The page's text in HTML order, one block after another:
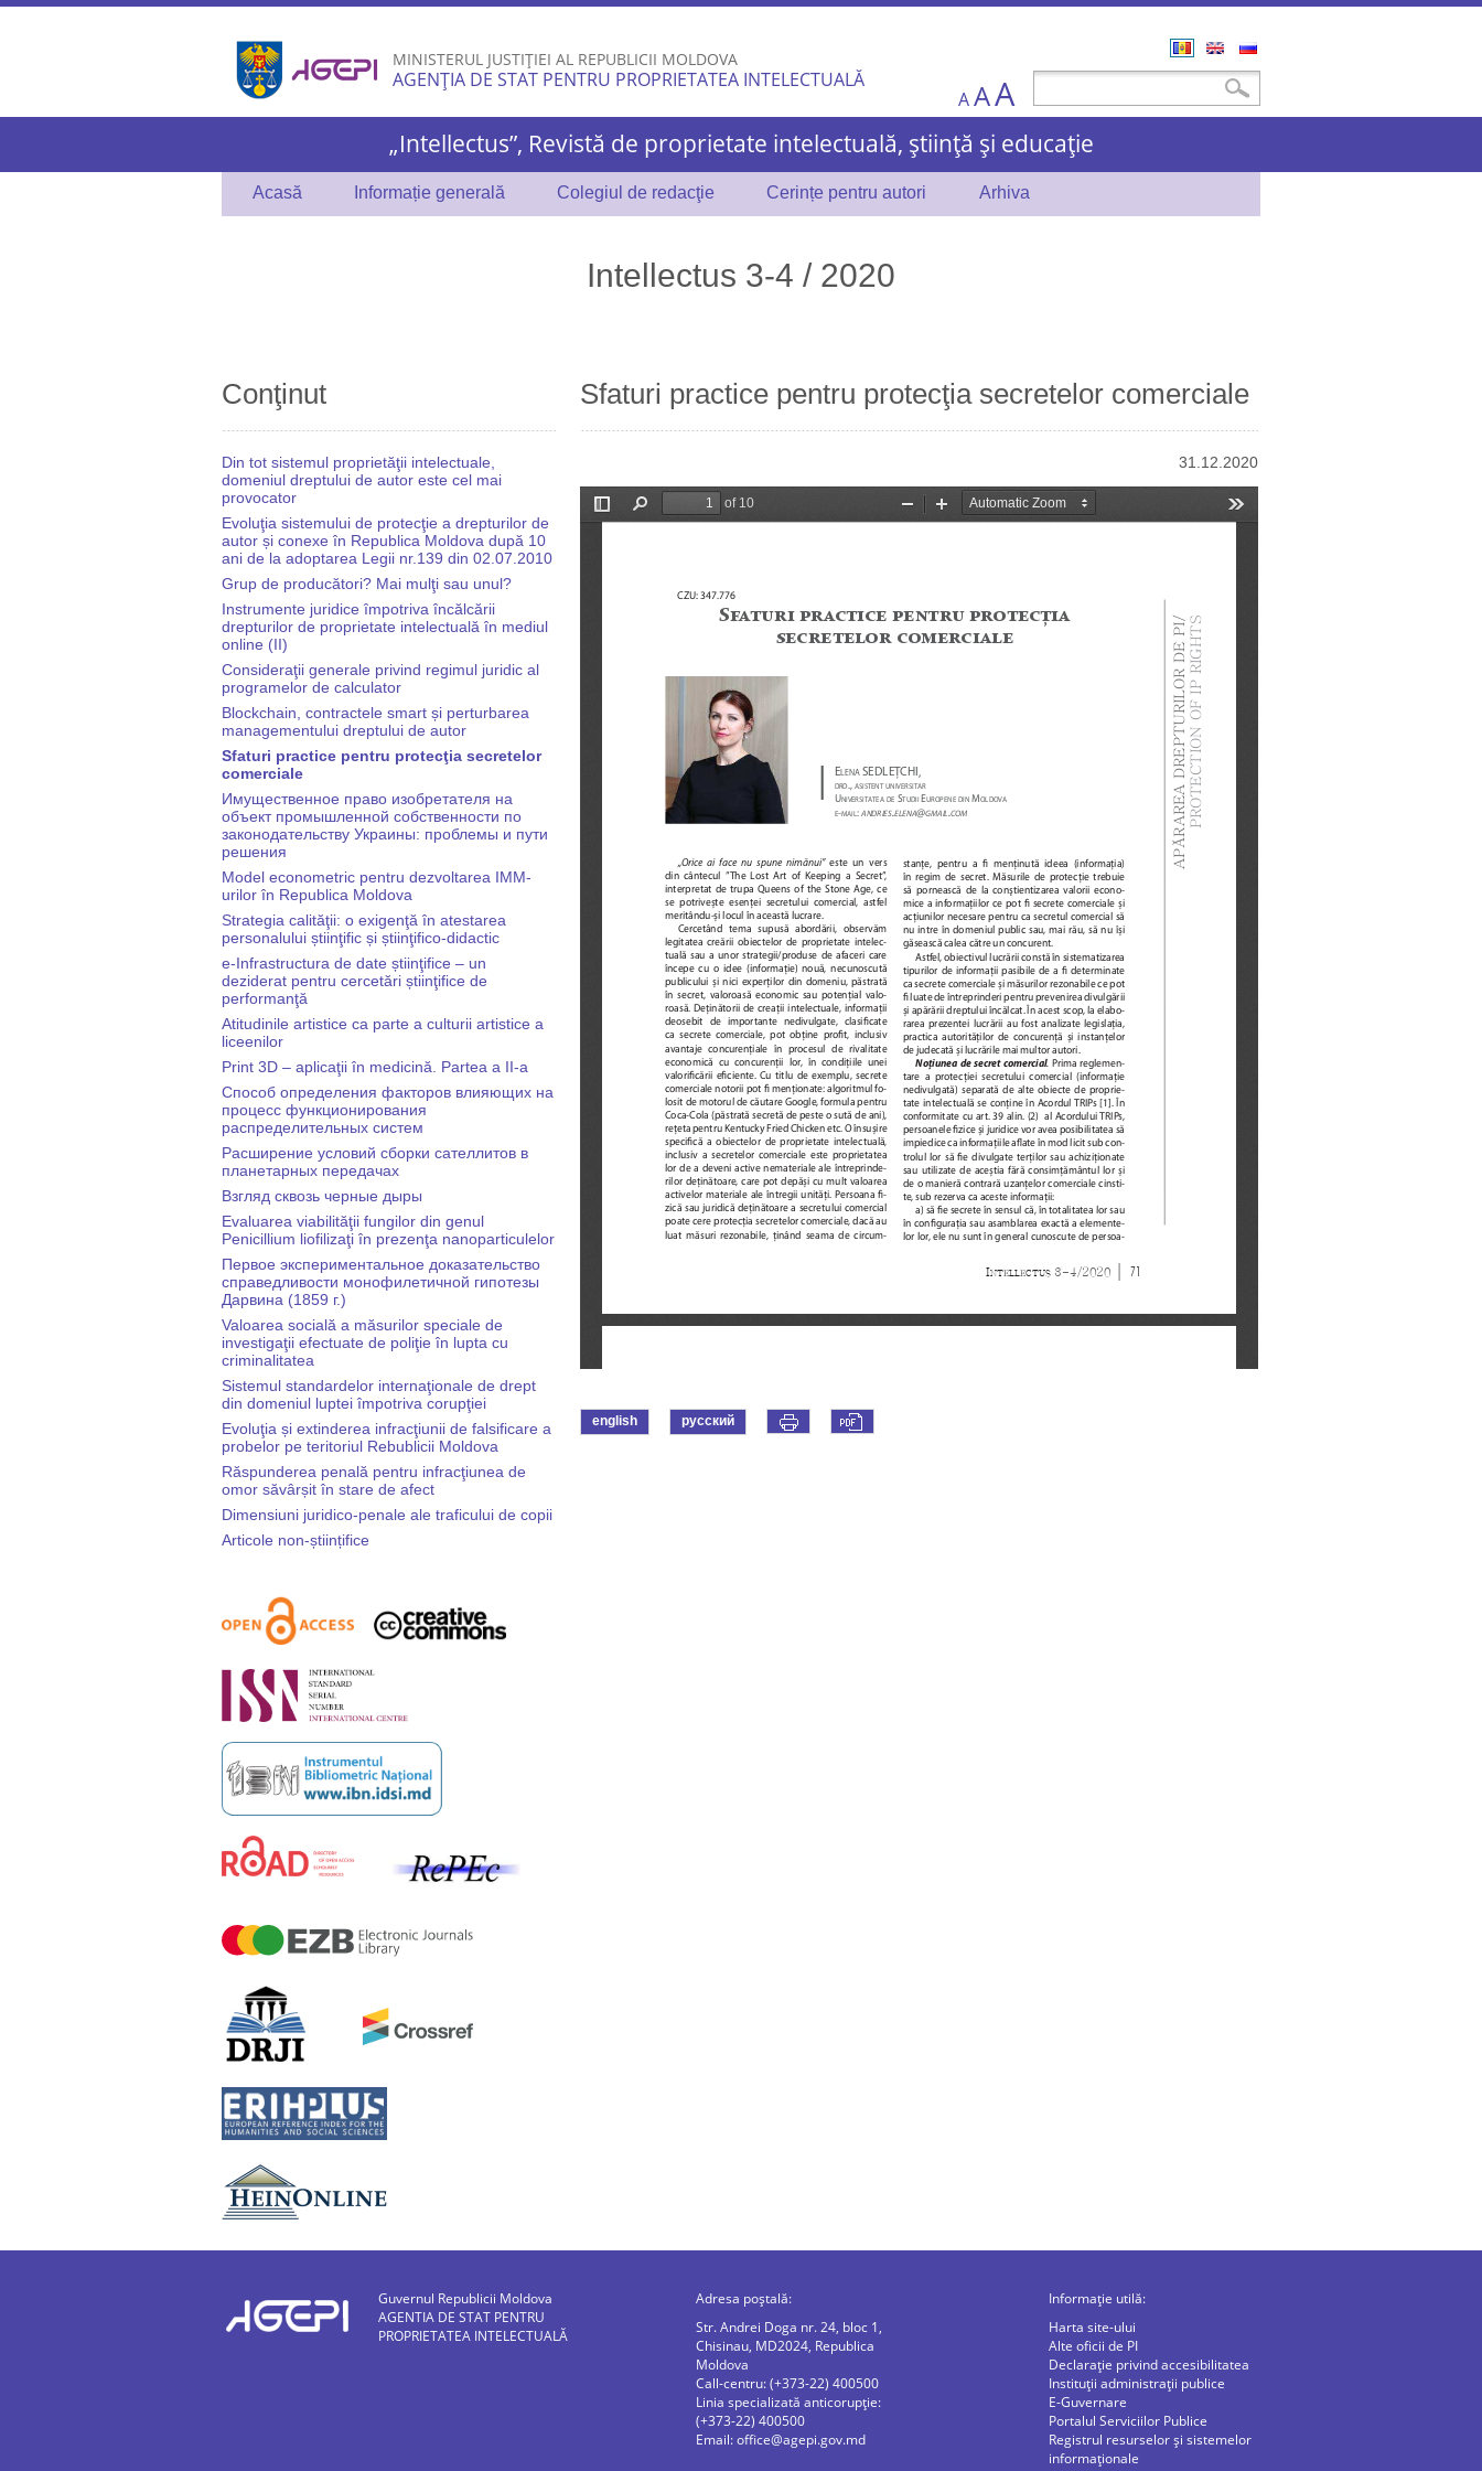
Skip to
content
MINISTERUL JUSTIȚIEI AL REPUBLICII MOLDOVA
AGENȚIA DE STAT PENTRU PROPRIETATEA INTELECTUALĂ Căutare
A AA
„Intellectus”, Revistă de proprietate intelectuală, știință și educație
Acasă Informație generală Colegiul de redacţie Cerințe pentru autori Arhiva
Intellectus 3-4 / 2020
Conţinut
Din tot sistemul proprietăţii intelectuale,
domeniul dreptului de autor este cel mai
provocator
Evoluţia sistemului de protecţie a drepturilor de
autor și conexe în Republica Moldova după 10
ani de la adoptarea Legii nr.139 din 02.07.2010
Grup de producători? Mai mulţi sau unul?
Instrumente juridice împotriva încălcării
drepturilor de proprietate intelectuală în mediul
online (II)
Consideraţii generale privind regimul juridic al
programelor de calculator
Blockchain, contractele smart și perturbarea
managementului dreptului de autor
Sfaturi practice pentru protecţia secretelor
comerciale
Имущественное право изобретателя на
объект промышленной собственности по
законодательству Украины: проблемы и пути
решения
Model econometric pentru dezvoltarea IMM-
urilor în Republica Moldova
Strategia calităţii: o exigenţă în atestarea
personalului știinţific și știinţifico-didactic
e-Infrastructura de date știinţifice – un
deziderat pentru cercetări știinţifice de
performanţă
Atitudinile artistice ca parte a culturii artistice a
liceenilor
Print 3D – aplicaţii în medicină. Partea a II-a
Cпособ определения факторов влияющих на
процесс функционирования
распределительных систем
Расширение условий сборки сателлитов в
планетарных передачах
Взгляд сквозь черные дыры
Evaluarea viabilităţii fungilor din genul
Penicillium liofilizaţi în prezenţa nanoparticulelor
Первое экспериментальное доказательство
справедливости монофилетичной гипотезы
Дарвина (1859 г.)
Valoarea socială a măsurilor speciale de
investigaţii efectuate de poliţie în lupta cu
criminalitatea
Sistemul standardelor internaţionale de drept
din domeniul luptei împotriva corupţiei
Evoluţia și extinderea infracţiunii de falsificare a
probelor pe teritoriul Rebublicii Moldova
Răspunderea penală pentru infracţiunea de
omor săvârșit în stare de afect
Dimensiuni juridico-penale ale traficului de copii
Articole non-științifice
Sfaturi practice pentru protecţia secretelor comerciale
31.12.2020
english русский
Guvernul Republicii Moldova
AGENTIA DE STAT PENTRU
PROPRIETATEA INTELECTUALĂ
Adresa poștală:
Str. Andrei Doga nr. 24, bloc 1,
Chisinau, MD2024, Republica
Moldova
Call-centru: (+373-22) 400500
Linia specializată anticorupție:
(+373-22) 400500
Email:office@agepi.gov.md
Informație utilă:
Harta site-ului
Alte oficii de PI
Declarație privind accesibilitatea
Instituții administrații publice
E-Guvernare
Portalul Serviciilor Publice
Registrul resurselor și sistemelor
informaționale